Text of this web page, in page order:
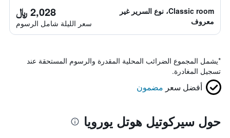
Classic room، نوع السرير غير
معروف
2,028 ﷼
سعر الليلة شامل الرسوم
*يشمل المجموع الضرائب المحلية المقدرة والرسوم المستحقة عند
تسجيل المغادرة.
أفضل سعر مضمون
حول سيركوتيل هوتل يورويا